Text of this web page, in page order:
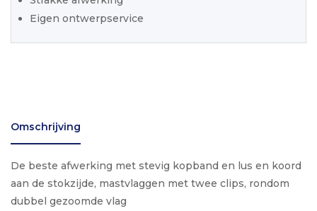
Eigen ontwerpservice
Omschrijving
De beste afwerking met stevig kopband en lus en koord
aan de stokzijde, mastvlaggen met twee clips, rondom
dubbel gezoomde vlag